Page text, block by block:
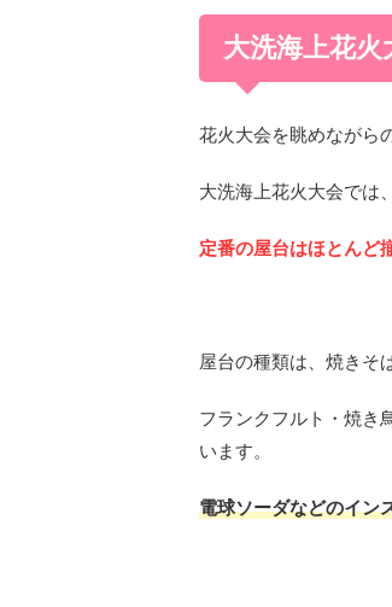
大洗海上花火
花火大会を眺めながら
大洗海上花火大会では
定番の屋台はほとんど
屋台の種類は、焼きそ
フランクフルト・焼き
います。
電球ソーダなどのイン